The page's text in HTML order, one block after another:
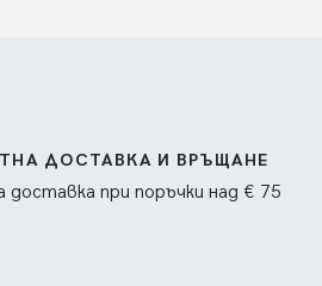
ДОСТАВКА И ВРЪЩАНЕ
доставка при поръчки над € 75